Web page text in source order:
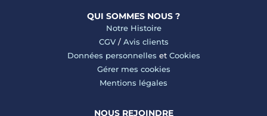
QUI SOMMES NOUS ?
Notre Histoire
CGV/ Avis clients
Données personnelles et Cookies
Gérer mes cookies
Mentions légales
NOUS REJOINDRE